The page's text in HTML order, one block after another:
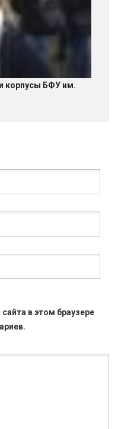
корпусы БФУ им.
в этом браузере